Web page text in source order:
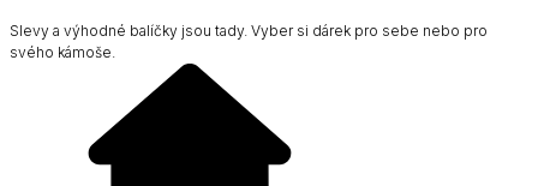
Slevy a výhodné balíčky jsou tady. Vyber si dárek pro sebe nebo pro
svého kámoše.